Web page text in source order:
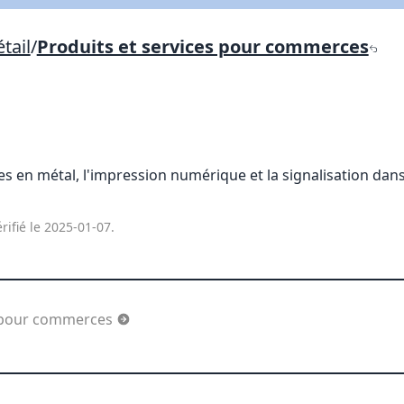
/Produits et services pour commerces
en métal, l'impression numérique et la signalisation
le 2025-01-07.
commerces
X Fermer Envoyez